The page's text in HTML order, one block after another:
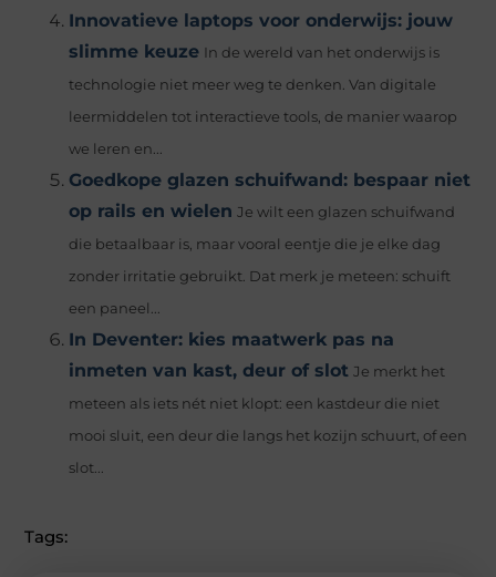
Innovatieve laptops voor onderwijs: jouw
slimme keuze In de wereld van het onderwijs is
technologie niet meer weg te denken. Van digitale
leermiddelen tot interactieve tools, de manier waarop
we leren en...
Goedkope glazen schuifwand: bespaar niet
op rails en wielen Je wilt een glazen schuifwand
die betaalbaar is, maar vooral eentje die je elke dag
zonder irritatie gebruikt. Dat merk je meteen: schuift
een paneel...
In Deventer: kies maatwerk pas na
inmeten van kast, deur of slot Je merkt het
meteen als iets nét niet klopt: een kastdeur die niet
mooi sluit, een deur die langs het kozijn schuurt, of een
slot...
Tags: